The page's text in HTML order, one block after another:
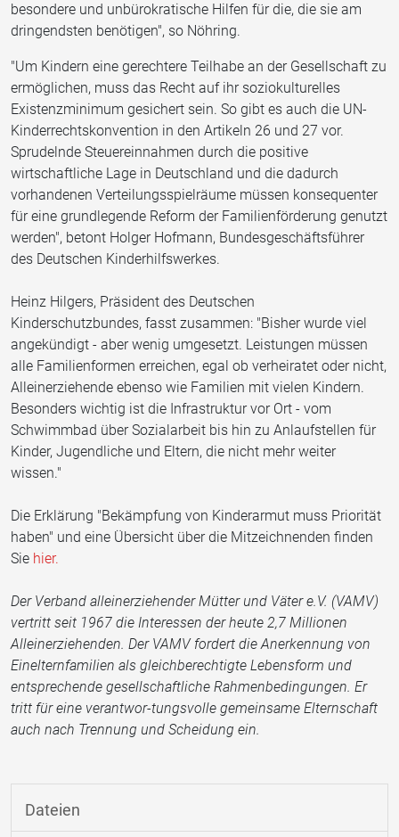
besondere und unbürokratische Hilfen für die, die sie am
dringendsten benötigen", so Nöhring.
"Um Kindern eine gerechtere Teilhabe an der Gesellschaft zu
ermöglichen, muss das Recht auf ihr soziokulturelles
Existenzminimum gesichert sein. So gibt es auch die UN-
Kinderrechtskonvention in den Artikeln 26 und 27 vor.
Sprudelnde Steuereinnahmen durch die positive
wirtschaftliche Lage in Deutschland und die dadurch
vorhandenen Verteilungsspielräume müssen konsequenter
für eine grundlegende Reform der Familienförderung genutzt
werden", betont Holger Hofmann, Bundesgeschäftsführer
des Deutschen Kinderhilfswerkes.
Heinz Hilgers, Präsident des Deutschen
Kinderschutzbundes, fasst zusammen: "Bisher wurde viel
angekündigt - aber wenig umgesetzt. Leistungen müssen
alle Familienformen erreichen, egal ob verheiratet oder nicht,
Alleinerziehende ebenso wie Familien mit vielen Kindern.
Besonders wichtig ist die Infrastruktur vor Ort - vom
Schwimmbad über Sozialarbeit bis hin zu Anlaufstellen für
Kinder, Jugendliche und Eltern, die nicht mehr weiter
wissen."
Die Erklärung "Bekämpfung von Kinderarmut muss Priorität
haben" und eine Übersicht über die Mitzeichnenden finden
Sie hier.
Der Verband alleinerziehender Mütter und Väter e.V. (VAMV)
vertritt seit 1967 die Interessen der heute 2,7 Millionen
Alleinerziehenden. Der VAMV fordert die Anerkennung von
Einelternfamilien als gleichberechtigte Lebensform und
entsprechende gesellschaftliche Rahmenbedingungen. Er
tritt für eine verantwor-tungsvolle gemeinsame Elternschaft
auch nach Trennung und Scheidung ein.
Dateien